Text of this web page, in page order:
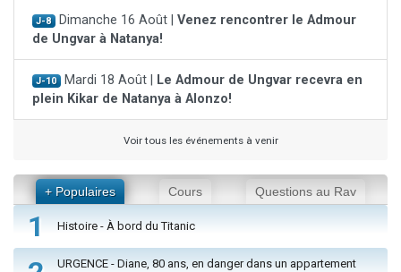
J-8 Dimanche 16 Août | Venez rencontrer le Admour
de Ungvar à Natanya!
J-10 Mardi 18 Août |
Le Admour de Ungvar recevra en
plein Kikar de Natanya à Alonzo!
Voir tous les événements à venir
+ Populaires Cours Questions au Rav
1 Histoire - À bord du Titanic
URGENCE - Diane, 80 ans, en danger dans un appartement